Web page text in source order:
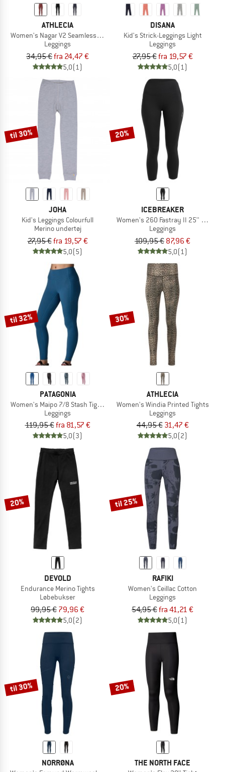
ATHLECIA
Women's Nagar V2 Seamless Tights
Leggings
34,95 €fra 24,47 €
5,0(1)
DISANA
Kid's Strick-Leggings Light
Leggings
27,95 €fra 19,57 €
5,0(1)
til 30%
JOHA
Kid's Leggings Colourfull
Merino undertøj
27,95 €fra 19,57 €
5,0(5)
20%
ICEBREAKER
Women's 260 Fastray II 25'' High
Leggings
109,95 € 87,96 €
5,0(1)
til 32%
PATAGONIA
Women's Maipo 7/8 Stash Tights
Leggings
119,95 €fra 81,57 €
5,0(3)
30%
ATHLECIA
Women's Windia Printed Tights
Leggings
44,95 € 31,47 €
5,0(2)
20%
DEVOLD
Endurance Merino Tights
Løbebukser
99,95 € 79,96 €
5,0(2)
til 25%
RAFIKI
Women's Ceillac Cotton
Leggings
54,95 €fra 41,21 €
5,0(1)
til 30%
NORRØNA
20%
THE NORTH FACE